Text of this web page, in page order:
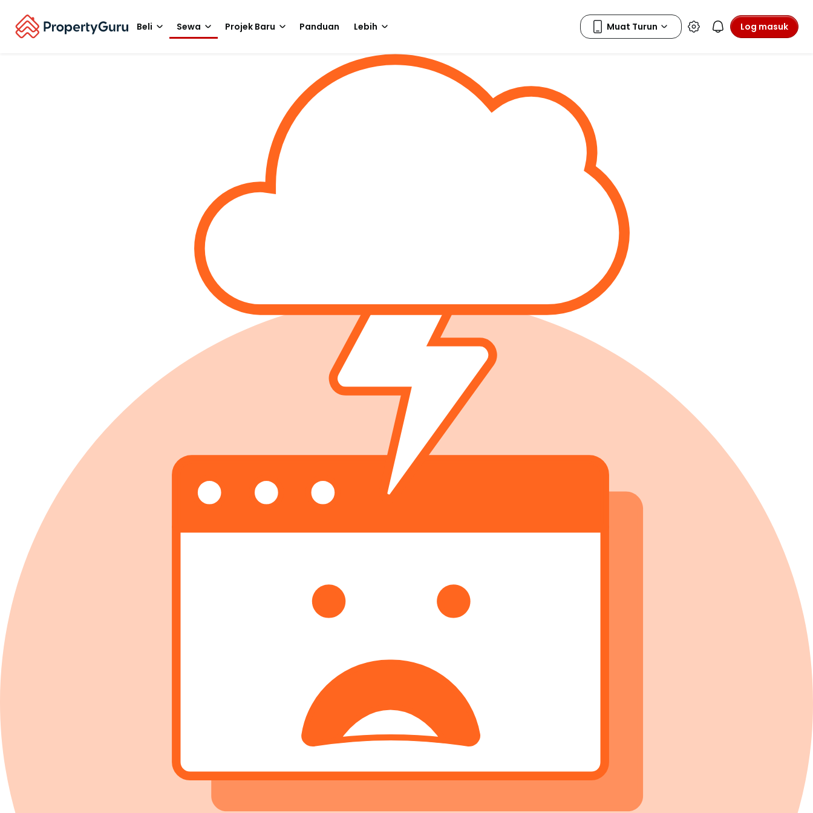
Beli Sewa Projek Baru Panduan Lebih Log masuk